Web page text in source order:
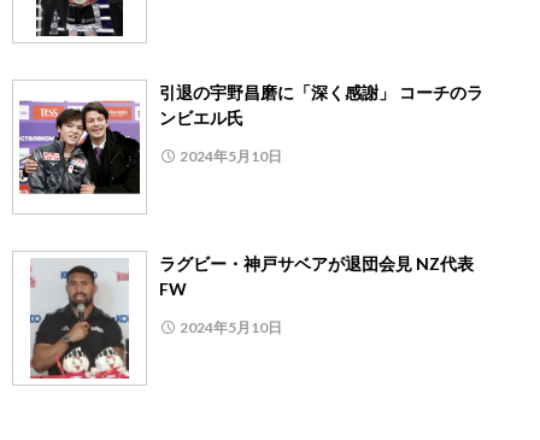
引退の宇野昌磨に「深く感謝」 コーチのラ
ンビエル氏
2024年5月10日
ラグビー・神戸サベアが退団会見 NZ代表
FW
2024年5月10日